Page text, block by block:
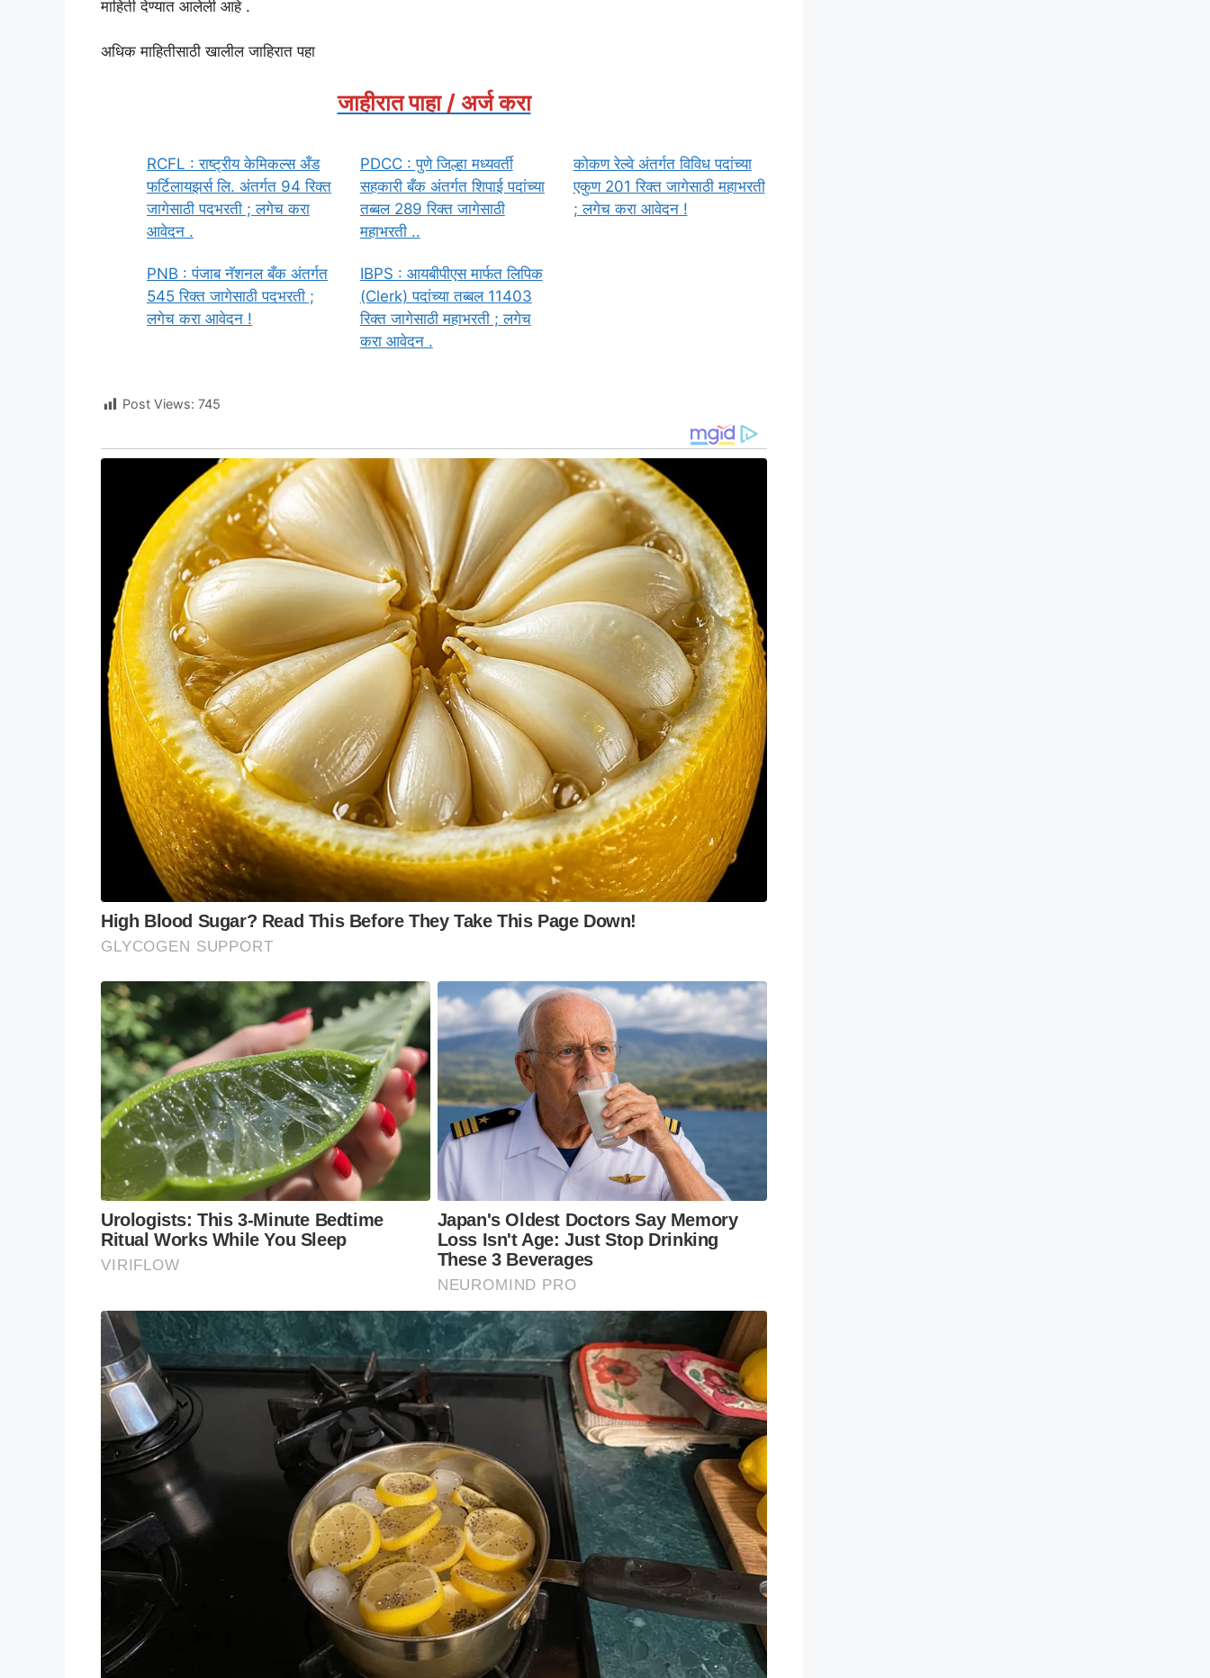
माहिती देण्यात आलेली आहे .
अधिक माहितीसाठी खालील जाहिरात पहा
जाहीरात पाहा / अर्ज करा
RCFL : राष्ट्रीय केमिकल्स अँड
फर्टिलायझर्स लि. अंतर्गत 94 रिक्त
जागेसाठी पदभरती ; लगेच करा
आवेदन .
PDCC : पुणे जिल्हा मध्यवर्ती
सहकारी बँक अंतर्गत शिपाई पदांच्या
तब्बल 289 रिक्त जागेसाठी
महाभरती ..
कोकण रेल्वे अंतर्गत विविध पदांच्या
एकुण 201 रिक्त जागेसाठी महाभरती
; लगेच करा आवेदन !
PNB : पंजाब नॅशनल बँक अंतर्गत
545 रिक्त जागेसाठी पदभरती ;
लगेच करा आवेदन !
IBPS : आयबीपीएस मार्फत लिपिक
(Clerk) पदांच्या तब्बल 11403
रिक्त जागेसाठी महाभरती ; लगेच
करा आवेदन .
Post Views: 745